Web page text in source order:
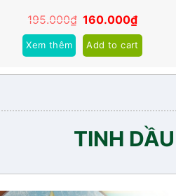
195.000₫ 160.000₫
Xem thêm Add to cart
TINH